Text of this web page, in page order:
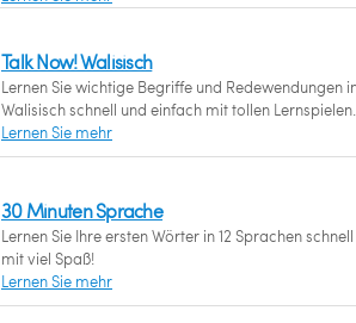
Talk Now! Walisisch
Lernen Sie wichtige Begriffe und Redewendungen
Walisisch schnell und einfach mit tollen Lernspielen.
Lernen Sie mehr
30 Minuten Sprache
Lernen Sie Ihre ersten Wörter in 12 Sprachen
mit viel Spaß!
Lernen Sie mehr